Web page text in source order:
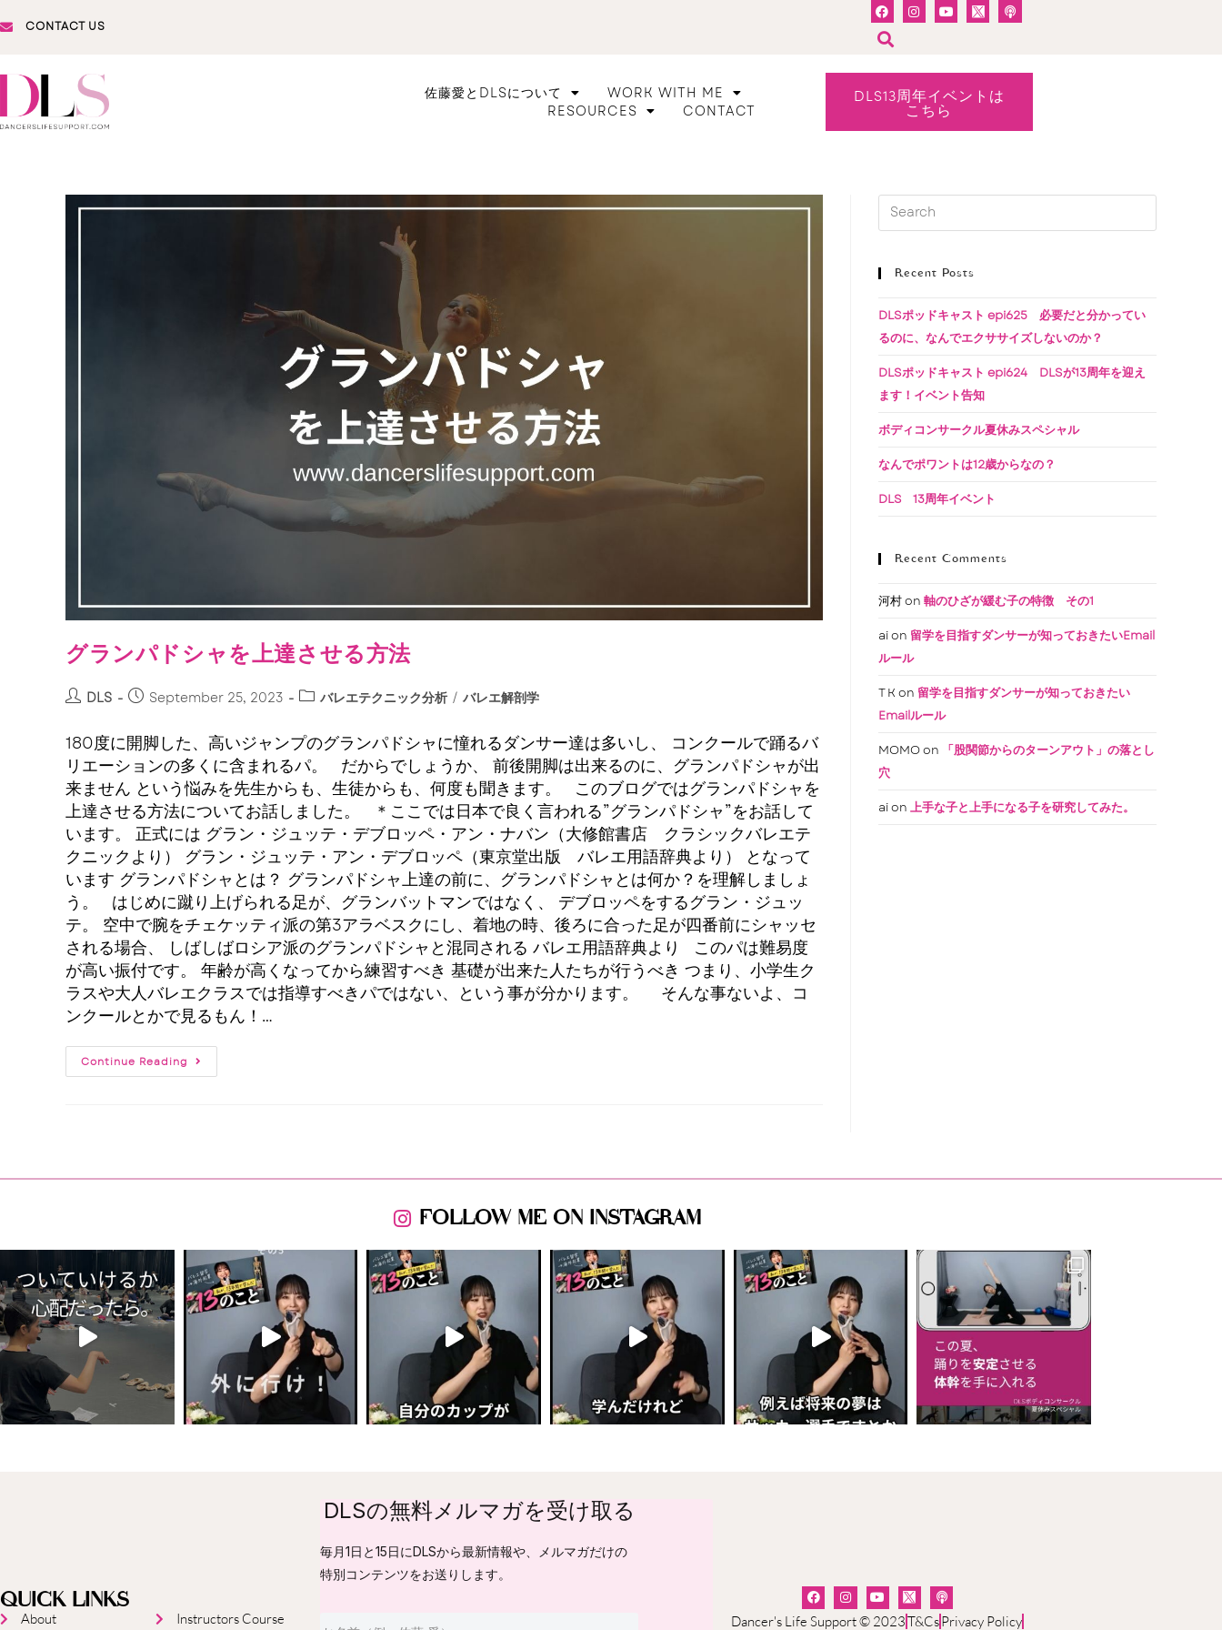
CONTACT US
佐藤愛とDLSについて
WORK WITH ME
RESOURCES
CONTACT
DLS13周年イベントは
こちら
グランパドシャを上達させる方法
DLS September 25, 2023 バレエテクニック分析 / バレエ解剖学
180度に開脚した、高いジャンプのグランパドシャに憧れるダンサー達は多いし、 コンクールで踊るバ
リエーションの多くに含まれるパ。 だからでしょうか、 前後開脚は出来るのに、グランパドシャが出
来ません という悩みを先生からも、生徒からも、何度も聞きます。 このブログではグランパドシャを
上達させる方法についてお話しました。 ＊ここでは日本で良く言われる”グランパドシャ”をお話して
います。 正式には グラン・ジュッテ・デブロッペ・アン・ナバン（大修館書店 クラシックバレエテ
クニックより） グラン・ジュッテ・アン・デブロッペ（東京堂出版 バレエ用語辞典より） となって
います グランパドシャとは？ グランパドシャ上達の前に、グランパドシャとは何か？を理解しましょ
う。 はじめに蹴り上げられる足が、グランバットマンではなく、 デブロッペをするグラン・ジュッ
テ。 空中で腕をチェケッティ派の第3アラベスクにし、着地の時、後ろに合った足が四番前にシャッセ
される場合、 しばしばロシア派のグランパドシャと混同される バレエ用語辞典より このパは難易度
が高い振付です。 年齢が高くなってから練習すべき 基礎が出来た人たちが行うべき つまり、小学生ク
ラスや大人バレエクラスでは指導すべきパではない、という事が分かります。 そんな事ないよ、コ
ンクールとかで見るもん！…
Continue Reading
Recent Posts
DLSポッドキャスト epi625 必要だと分かってい
るのに、なんでエクササイズしないのか？
DLSポッドキャスト epi624 DLSが13周年を迎え
ます！イベント告知
ボディコンサークル夏休みスペシャル
なんでポワントは12歳からなの？
DLS 13周年イベント
Recent Comments
河村on 軸のひざが緩む子の特徴 その1
aion 留学を目指すダンサーが知っておきたいEmail
ルール
T K on 留学を目指すダンサーが知っておきたい
Emailルール
MOMOon 「股関節からのターンアウト」の落とし
穴
aion 上手な子と上手になる子を研究してみた。
FOLLOW ME ON INSTAGRAM
QUICK LINKS
About Instructors Course
DLSの無料メルマガを受け取る
毎月1日と15日にDLSから最新情報や、メルマガだけの
特別コンテンツをお送りします。
Dancer's Life Support © 2023T&CsPrivacy Policy